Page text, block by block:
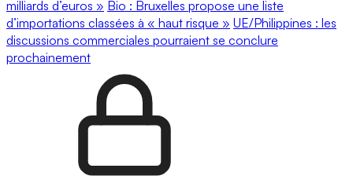
milliards d’euros » Bio : Bruxelles propose une liste
d’importations classées à « haut risque » UE/Philippines : les
discussions commerciales pourraient se conclure
prochainement